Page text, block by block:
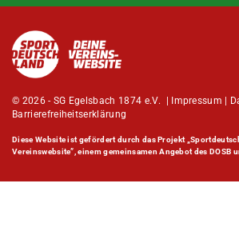
© 2026 - SG Egelsbach 1874 e.V. | Impressum
Barrierefreiheitserklärung
Diese Website ist gefördert durch das Projekt
Vereinswebsite”, einem gemeinsamen Angebot des DOSB